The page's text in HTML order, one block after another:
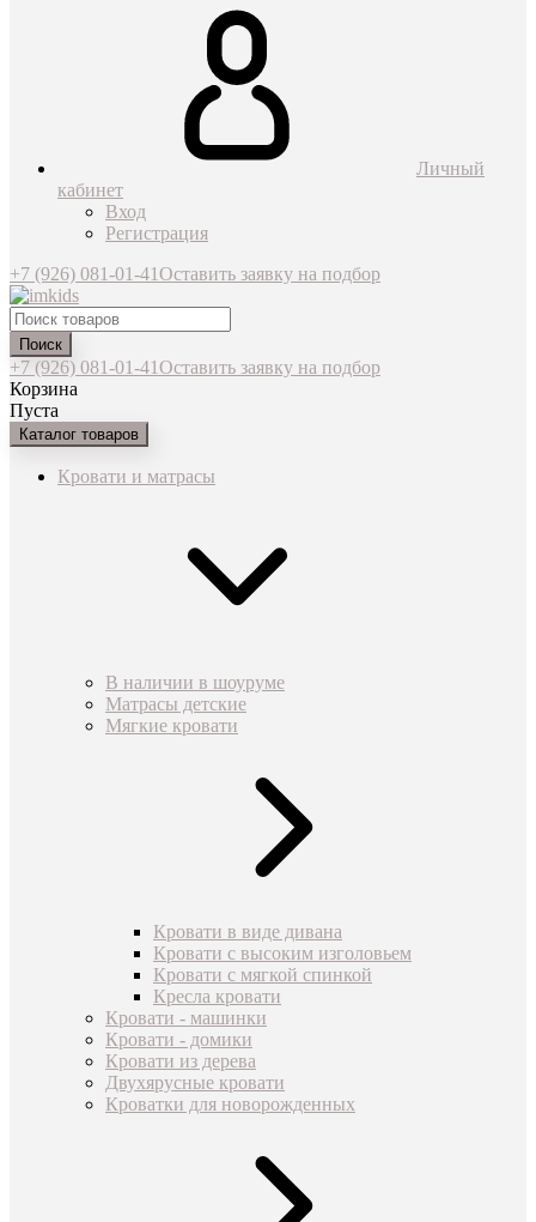
Личный
кабинет
Вход
Регистрация
+7 (926) 081-01-41Оставить заявку на подбор
Поиск
+7 (926) 081-01-41Оставить заявку на подбор
Корзина
Пуста
Каталог товаров
Кровати и матрасы
В наличии в шоуруме
Матрасы детские
Мягкие кровати
Кровати в виде дивана
Кровати с высоким изголовьем
Кровати с мягкой спинкой
Кресла кровати
Кровати - машинки
Кровати - домики
Кровати из дерева
Двухярусные кровати
Кроватки для новорожденных